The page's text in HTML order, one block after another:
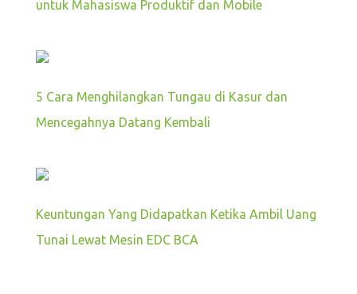
untuk Mahasiswa Produktif dan Mobile
5 Cara Menghilangkan Tungau di Kasur dan
Mencegahnya Datang Kembali
Keuntungan Yang Didapatkan Ketika Ambil Uang
Tunai Lewat Mesin EDC BCA